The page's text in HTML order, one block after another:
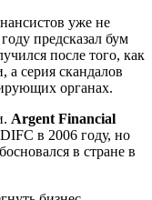
уже не
предсказал бум
после того, как
а серия скандалов
органах.
Argent Financial
в 2006 году, но
в стране в